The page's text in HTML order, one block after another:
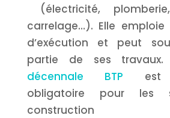
(électricité,
carrelage…). Elle emploie
d’exécution et peut
partie de ses
décennale BTP est
obligatoire pour les
construction